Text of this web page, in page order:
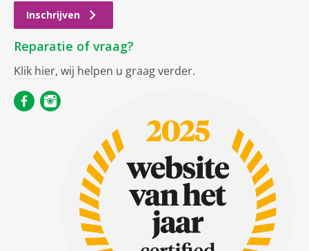
Inschrijven
Reparatie of vraag?
Klik hier, wij helpen u graag verder.